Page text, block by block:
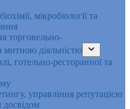
мікробіології та
торговельно-
діяльністю
готельно-ресторанної та
управління репутацією
досвідом